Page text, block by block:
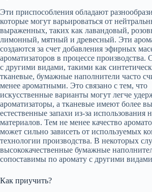
Эти приспособления обладают
которые могут варьироваться от
выраженных, таких как лавандовый,
лимонный, мятный и древесный. Эти
создаются за счет добавления эфирных
ароматизаторов в процессе производства.
с другими видами, такими как
тканевые, бумажные наполнители часто
менее ароматными. Это связано с тем, что
искусственные варианты могут легче
ароматизаторы, а тканевые имеют более
естественные запахи из-за использования
материалов. Тем не менее качество
может сильно зависеть от используемых
технологии производства. В некоторых
высококачественные бумажные
сопоставимы по аромату с другими
Как приучить?